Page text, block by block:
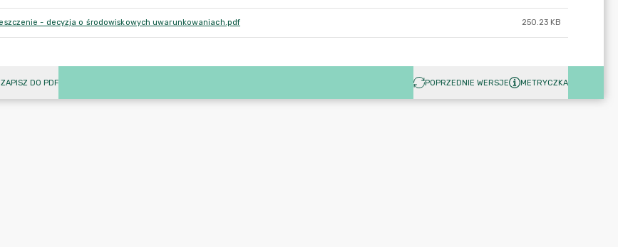
- decyzja o środowiskowych uwarunkowaniach.pdf 250.23 KB
ZAPISZ DO PDF POPRZEDNIE WERSJE METRYCZKA